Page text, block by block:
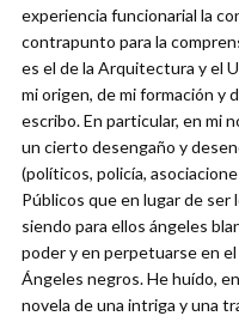
experiencia funcionarial la
contrapunto para la
es el de la Arquitectura y el
mi origen, de mi formación y
escribo. En particular, en mi
un cierto desengaño y
(políticos, policía,
Públicos que en lugar de
siendo para ellos ángeles
poder y en perpetuarse en
Ángeles negros. He huído,
novela de una intriga y una